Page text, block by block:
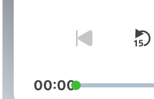
00:00